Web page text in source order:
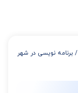
/ برنامه نویسی در شهر